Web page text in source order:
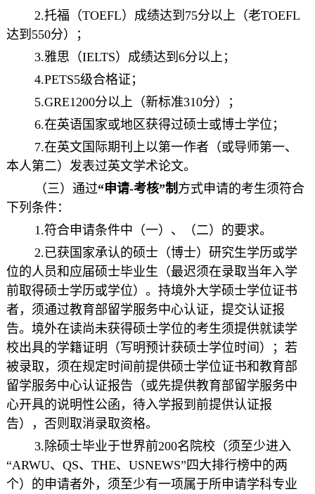
2.托福（TOEFL）成绩达到75分以上（老TOEFL
达到550分）；
3.雅思（IELTS）成绩达到6分以上；
4.PETS5级合格证 ；
5.GRE1200分以上（新标准310分）；
6.在英语国家或地区获得过硕士或博士学位；
7.在英文国际期刊上以第一作者（或导师第一、
本人第二）发表过英文学术论文。
（三）通过“申请-考核”制方式申请的考生须符合
下列条件：
1.符合申请条件中（一）、（二）的要求。
2.已获国家承认的硕士（博士）研究生学历或学
位的人员和应届硕士毕业生（最迟须在录取当年入学
前取得硕士学历或学位）。持境外大学硕士学位证书
者，须通过教育部留学服务中心认证，提交认证报
告。境外在读尚未获得硕士学位的考生须提供就读学
校出具的学籍证明（写明预计获硕士学位时间）；若
被录取，须在规定时间前提供硕士学位证书和教育部
留学服务中心认证报告（或先提供教育部留学服务中
心开具的说明性公函，待入学报到前提供认证报
告），否则取消录取资格。
3.除硕士毕业于世界前200名院校（须至少进入
“ARWU、QS、THE、USNEWS”四大排行榜中的两
个）的申请者外，须至少有一项属于所申请学科专业